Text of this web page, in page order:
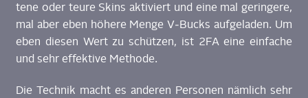
te­ne oder teu­re Skins akti­viert und eine mal gerin­ge­re,
mal aber eben höhe­re Men­ge V‑Bucks auf­ge­la­den. Um
eben die­sen Wert zu schüt­zen, ist 2FA eine ein­fa­che
und sehr effek­ti­ve Metho­de.
Die Tech­nik macht es ande­ren Per­so­nen näm­lich sehr